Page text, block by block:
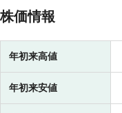
株価情報
年初来高値
年初来安値